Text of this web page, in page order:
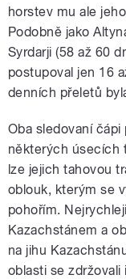
horstev mu ale
Podobně jako
Syrdarji (58 až 60
postupoval jen 16
denních přeletů
Oba sledovaní
některých úsecích
lze jejich tahovou
oblouk, kterým se
pohořím.
Kazachstánem a
na jihu
oblasti se